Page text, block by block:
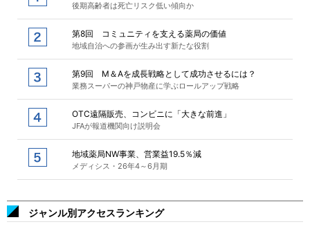
後期高齢者は死亡リスク低い傾向か
第8回 コミュニティを支える薬局の価値
地域自治への参画が生み出す新たな役割
第9回 M＆Aを成長戦略として成功させるには？
業務スーパーの神戸物産に学ぶロールアップ戦略
OTC遠隔販売、コンビニに「大きな前進」
JFAが報道機関向け説明会
地域薬局NW事業、営業益19.5％減
メディシス・26年4～6月期
ジャンル別アクセスランキング